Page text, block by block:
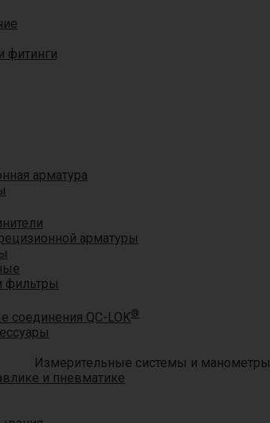
фитинги
арматура
арматуры
фильтры
QC-LOK®
Измерительные системы и манометры
и пневматике